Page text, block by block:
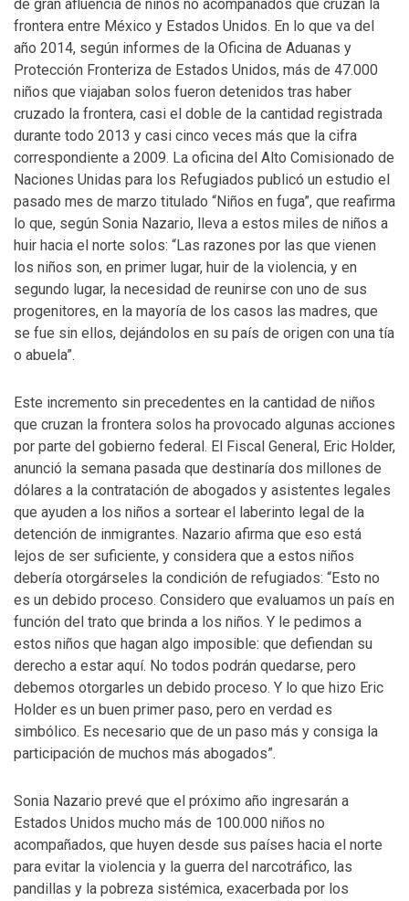
de gran afluencia de niños no acompañados que cruzan la
frontera entre México y Estados Unidos. En lo que va del
año 2014, según informes de la Oficina de Aduanas y
Protección Fronteriza de Estados Unidos, más de 47.000
niños que viajaban solos fueron detenidos tras haber
cruzado la frontera, casi el doble de la cantidad registrada
durante todo 2013 y casi cinco veces más que la cifra
correspondiente a 2009. La oficina del Alto Comisionado de
Naciones Unidas para los Refugiados publicó un estudio el
pasado mes de marzo titulado “Niños en fuga”, que reafirma
lo que, según Sonia Nazario, lleva a estos miles de niños a
huir hacia el norte solos: “Las razones por las que vienen
los niños son, en primer lugar, huir de la violencia, y en
segundo lugar, la necesidad de reunirse con uno de sus
progenitores, en la mayoría de los casos las madres, que
se fue sin ellos, dejándolos en su país de origen con una tía
o abuela”.
Este incremento sin precedentes en la cantidad de niños
que cruzan la frontera solos ha provocado algunas acciones
por parte del gobierno federal. El Fiscal General, Eric Holder,
anunció la semana pasada que destinaría dos millones de
dólares a la contratación de abogados y asistentes legales
que ayuden a los niños a sortear el laberinto legal de la
detención de inmigrantes. Nazario afirma que eso está
lejos de ser suficiente, y considera que a estos niños
debería otorgárseles la condición de refugiados: “Esto no
es un debido proceso. Considero que evaluamos un país en
función del trato que brinda a los niños. Y le pedimos a
estos niños que hagan algo imposible: que defiendan su
derecho a estar aquí. No todos podrán quedarse, pero
debemos otorgarles un debido proceso. Y lo que hizo Eric
Holder es un buen primer paso, pero en verdad es
simbólico. Es necesario que de un paso más y consiga la
participación de muchos más abogados”.
Sonia Nazario prevé que el próximo año ingresarán a
Estados Unidos mucho más de 100.000 niños no
acompañados, que huyen desde sus países hacia el norte
para evitar la violencia y la guerra del narcotráfico, las
pandillas y la pobreza sistémica, exacerbada por los